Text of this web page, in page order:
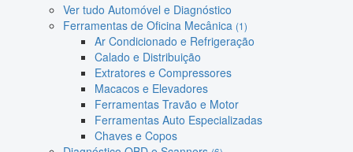
Ver tudo Automóvel e Diagnóstico
Ferramentas de Oficina Mecânica (1)
Ar Condicionado e Refrigeração
Calado e Distribuição
Extratores e Compressores
Macacos e Elevadores
Ferramentas Travão e Motor
Ferramentas Auto Especializadas
Chaves e Copos